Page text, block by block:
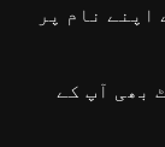
نام پر
بھی آپ کے